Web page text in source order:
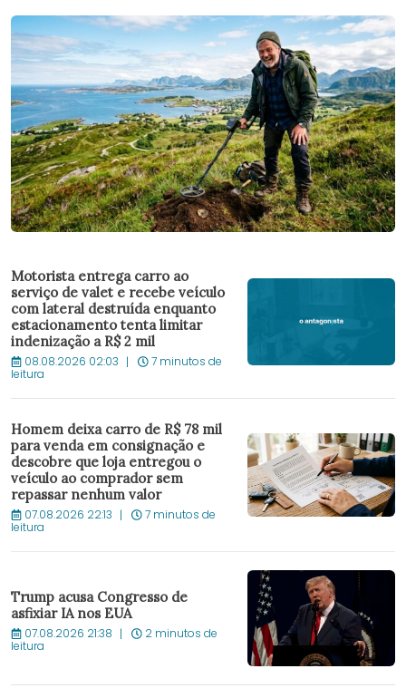
Motorista entrega carro ao
serviço de valet e recebe veículo
com lateral destruída enquanto
estacionamento tenta limitar
indenização a R$ 2 mil
08.08.2026 02:03 7 minutos de
leitura
Homem deixa carro de R$ 78 mil
para venda em consignação e
descobre que loja entregou o
veículo ao comprador sem
repassar nenhum valor
07.08.2026 22:13 7 minutos de
leitura
Trump acusa Congresso de
asfixiar IA nos EUA
07.08.2026 21:38 2 minutos de
leitura